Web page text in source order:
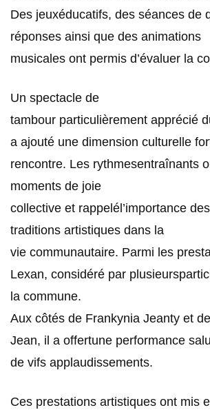
Des jeuxéducatifs, des séances de
réponses ainsi que des animations
musicales ont permis d’évaluer la
Un spectacle de
tambour particulièrement apprécié
a ajouté une dimension culturelle
rencontre. Les rythmesentraînants
moments de joie
collective et rappelél’importance des
traditions artistiques dans la
vie communautaire. Parmi les
Lexan, considéré par
la commune.
Aux côtés de Frankynia Jeanty et
Jean, il a offertune performance
de vifs applaudissements.
Ces prestations artistiques ont mis